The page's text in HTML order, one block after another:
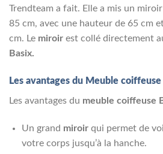
Trendteam a fait. Elle a mis un
85 cm, avec une hauteur de 65 cm
cm. Le miroir est collé directement
Basix.
Les avantages du Meuble
Les avantages du meuble coiffeuse
Un grand miroirqui permet de
votre corps jusqu’à la hanche.